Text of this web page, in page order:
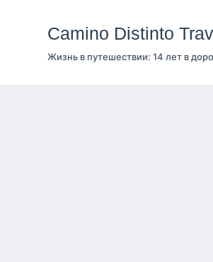
Camino Distinto
Жизнь в путешествии: 14 лет в